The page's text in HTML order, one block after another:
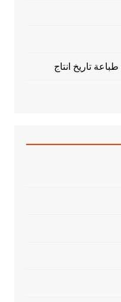
تاريخ انتاج